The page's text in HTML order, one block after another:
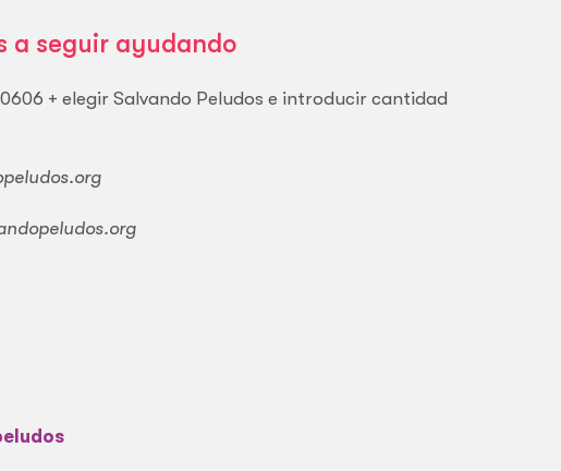
a seguir ayudando
+ elegir Salvando Peludos e introducir cantidad